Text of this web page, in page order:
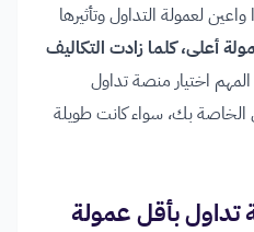
لعمولة التداول وتأثيرها
أعلى، كلما زادت التكاليف
اختيار منصة تداول
الخاصة بك، سواء كانت طويلة
تداول بأقل عمولة